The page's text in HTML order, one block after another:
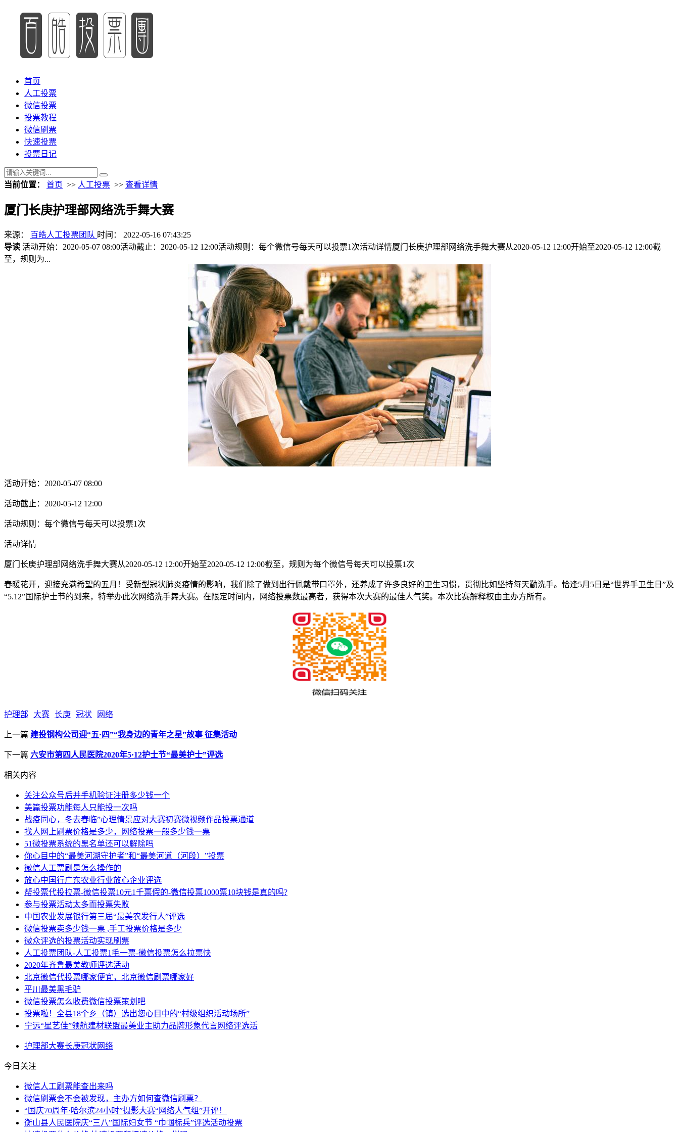
首页
人工投票
微信投票
投票教程
微信刷票
快速投票
投票日记
当前位置： 首页 >> 人工投票 >> 查看详情
厦门长庚护理部网络洗手舞大赛
来源： 百皓人工投票团队 时间： 2022-05-16 07:43:25
导读 活动开始：2020-05-07 08:00活动截止：2020-05-12 12:00活动规则：每个微信号每天可以投票1次活动详情厦门长庚护理部网络洗手舞大赛从2020-05-12 12:00开始至2020-05-12 12:00截
至，规则为...
活动开始：2020-05-07 08:00
活动截止：2020-05-12 12:00
活动规则：每个微信号每天可以投票1次
活动详情
厦门长庚护理部网络洗手舞大赛从2020-05-12 12:00开始至2020-05-12 12:00截至，规则为每个微信号每天可以投票1次
春暖花开，迎接充满希望的五月！受新型冠状肺炎疫情的影响，我们除了做到出行佩戴带口罩外，还养成了许多良好的卫生习惯，贯彻比如坚持每天勤洗手。恰逢5月5日是“世界手卫生日”及
“5.12”国际护士节的到来，特举办此次网络洗手舞大赛。在限定时间内，网络投票数最高者，获得本次大赛的最佳人气奖。本次比赛解释权由主办方所有。
护理部 大赛 长庚 冠状 网络
上一篇 建投钢构公司迎“五·四”“我身边的青年之星”故事 征集活动
下一篇 六安市第四人民医院2020年5·12护士节“最美护士”评选
相关内容
关注公众号后并手机验证注册多少钱一个
美篇投票功能每人只能投一次吗
战疫同心，冬去春临”心理情景应对大赛初赛微视频作品投票通道
找人网上刷票价格是多少，网络投票一般多少钱一票
51微投票系统的黑名单还可以解除吗
你心目中的“最美河湖守护者”和“最美河道（河段）”投票
微信人工票刷是怎么操作的
放心中国行广东农业行业放心企业评选
帮投票代投拉票-微信投票10元1千票假的-微信投票1000票10块钱是真的吗?
参与投票活动太多而投票失败
中国农业发展银行第三届“最美农发行人”评选
微信投票卖多少钱一票 ,手工投票价格是多少
微众评选的投票活动实现刷票
人工投票团队-人工投票1毛一票-微信投票怎么拉票快
2020年齐鲁最美教师评选活动
北京微信代投票哪家便宜，北京微信刷票哪家好
平川最美黑毛驴
微信投票怎么收费微信投票策划吧
投票啦！全县18个乡（镇）选出您心目中的“村级组织活动场所”
宁远“星艺佳”领航建材联盟最美业主助力品牌形象代言网络评选活
护理部大赛长庚冠状网络
今日关注
微信人工刷票能查出来吗
微信刷票会不会被发现，主办方如何查微信刷票？
“国庆70周年·哈尔滨24小时”摄影大赛“网络人气组”开评！
衡山县人民医院庆“三八”国际妇女节 “巾帼标兵”评选活动投票